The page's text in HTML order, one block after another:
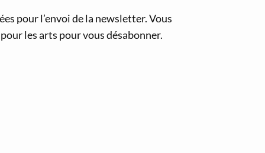
pour l’envoi de la newsletter. Vous
les arts pour vous désabonner.